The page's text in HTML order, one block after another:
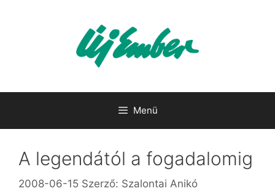
Menü
A legendától a fogadalomig
2008-06-15 Szerző: Szalontai Anikó